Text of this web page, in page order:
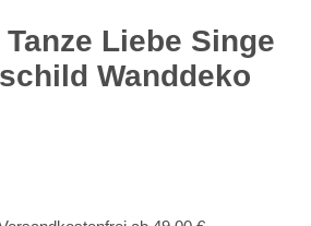
Liebe Singe
Wanddeko